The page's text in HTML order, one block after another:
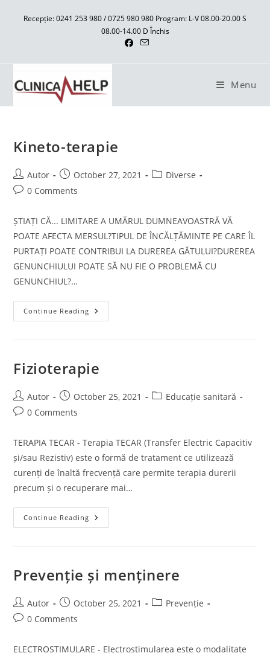
Recepție: 0241 253 980 / 0725 980 980 Program: L-V 08.00-20.00 S
08.00-14.00 D Închis
Menu
Kineto-terapie
Post
author:
Autor
Post
published:
October 27, 2021
PostDiverse
Post0 Comments
ȘTIAȚI CĂ... LIMITARE A UMĂRUL DUMNEAVOASTRĂ VĂ
POATE AFECTA MERSUL?TIPUL DE ÎNCĂLȚĂMINTE PE CARE ÎL
PURTAȚI POATE CONTRIBUI LA DUREREA GĂTULUI?DUREREA
GENUNCHIULUI POATE SĂ NU FIE O PROBLEMĂ CU
GENUNCHIUL?…
Continue Reading Kineto-
Terapie
Fizioterapie
Post
author:
Autor
Post
published:
October 25, 2021
PostEducație sanitară
Post0 Comments
TERAPIA TECAR - Terapia TECAR (Transfer Electric Capacitiv
și/sau Rezistiv) este o formă de tratament ce utilizează
curenți de înaltă frecvență care permite terapia durerii
precum și o recuperare mai…
Continue Reading Fizioterapie
Prevenție și menținere
Post
author:
Autor
Post
published:
October 25, 2021
PostPrevenție
Post0 Comments
ELECTROSTIMULARE - Electrostimularea este o modalitate